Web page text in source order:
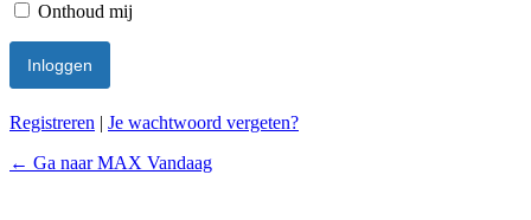
Onthoud mij
Registreren | Je wachtwoord vergeten?
← Ga naar MAX Vandaag